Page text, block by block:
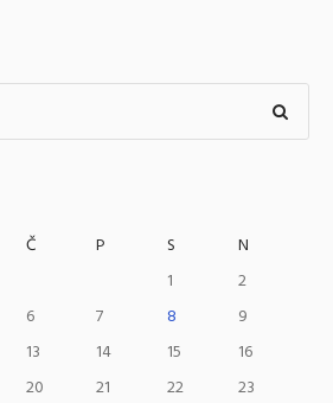
Č P S
N
1
2
6 7 8
9
13 14 15
16
20 21 22
23